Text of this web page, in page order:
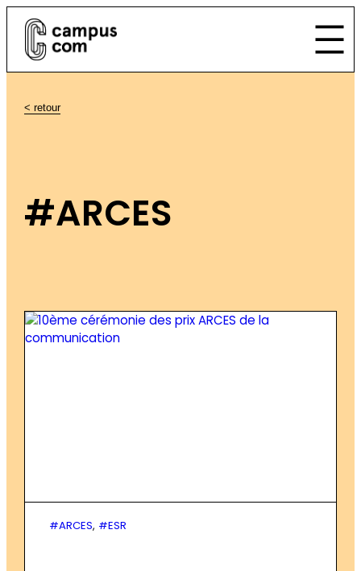
< retour
#ARCES
#ARCES, #ESR